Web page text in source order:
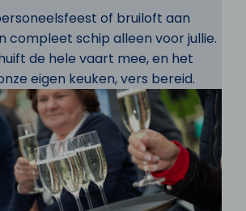
of bruiloft aan
compleet schip alleen voor jullie.
de hele vaart mee, en het
eigen keuken, vers bereid.